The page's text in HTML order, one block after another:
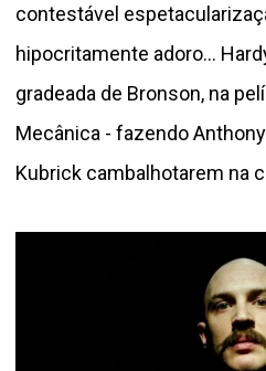
contestável
hipocritamente adoro...
gradeada de Bronson, na
Mecânica - fazendo
Kubrick cambalhotarem na